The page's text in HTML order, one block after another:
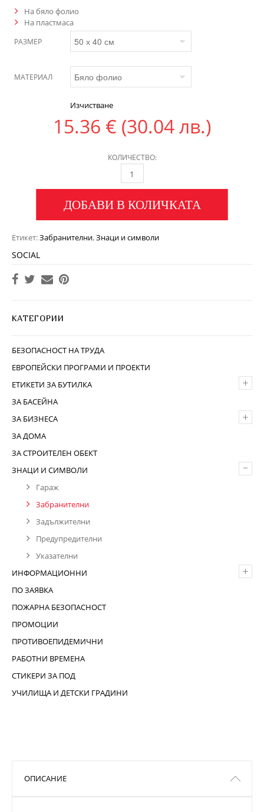
На бяло фолио
На пластмаса
РАЗМЕР
МАТЕРИАЛ
Изчистване
15.36 € (30.04 лв.)
КОЛИЧЕСТВО:
ДОБАВИ В КОЛИЧКАТА
Етикет:Забранителни,Знаци и символи
SOCIAL
КАТЕГОРИИ
БЕЗОПАСНОСТ НА ТРУДА
ЕВРОПЕЙСКИ ПРОГРАМИ И ПРОЕКТИ
+
ЕТИКЕТИ ЗА БУТИЛКА
ЗА БАСЕЙНА
+
ЗА БИЗНЕСА
ЗА ДОМА
ЗА СТРОИТЕЛЕН ОБЕКТ
–
ЗНАЦИ И СИМВОЛИ
Гараж
Забранителни
Задължителни
Предупредителни
Указателни
+
ИНФОРМАЦИОННИ
ПО ЗАЯВКА
ПОЖАРНА БЕЗОПАСНОСТ
ПРОМОЦИИ
ПРОТИВОЕПИДЕМИЧНИ
РАБОТНИ ВРЕМЕНА
СТИКЕРИ ЗА ПОД
УЧИЛИЩА И ДЕТСКИ ГРАДИНИ
ОПИСАНИЕ